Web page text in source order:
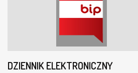
DZIENNIK ELEKTRONICZNY